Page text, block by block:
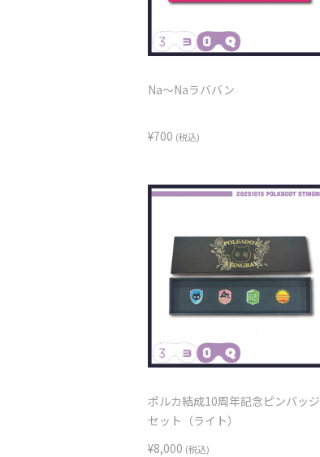
Na～Naラババン
¥700 (税込)
ポルカ結成10周年記念ピンバッジ
セット（ライト）
¥8,000 (税込)